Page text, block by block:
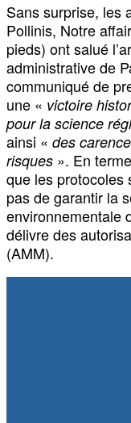
Sans surprise, les
Pollinis, Notre
pieds) ont salué
administrative de
communiqué de
une « victoire
pour la science
ainsi « des
risques ». En
que les protocoles
pas de garantir la
environnementale
délivre des
(AMM).